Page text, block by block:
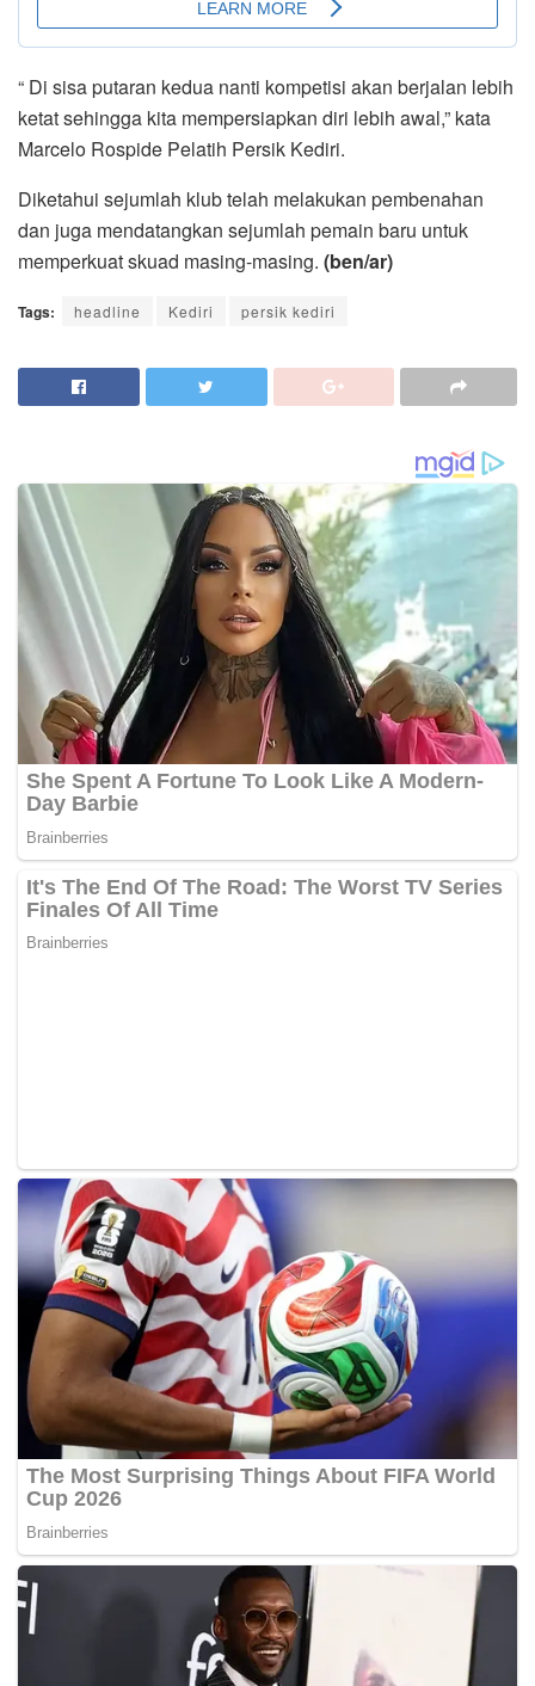
“ Di sisa putaran kedua nanti kompetisi akan berjalan lebih
ketat sehingga kita mempersiapkan diri lebih awal,” kata
Marcelo Rospide Pelatih Persik Kediri.
Diketahui sejumlah klub telah melakukan pembenahan
dan juga mendatangkan sejumlah pemain baru untuk
memperkuat skuad masing-masing. (ben/ar)
Tags: headline Kediri persik kediri